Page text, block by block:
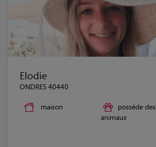
Elodie
ONDRES 40440
maison
possède des
animaux